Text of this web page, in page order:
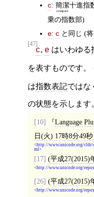
c: 簡潔
compact
十進指
乗の指数部)
e: c と同じ (
[47]
c, e はいわゆる
を表すものです
は指数表記ではな
の状態を示します
[10] Language
日(火) 17時8分49秒
http://www.unicode.org/cldr/
ml
[17] (平成27(2015)
http://www.unicode.org/
[26] (平成27(2015)
http://www.unicode.org/